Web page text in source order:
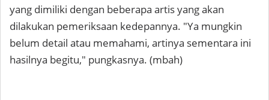
yang dimiliki dengan beberapa artis yang akan
dilakukan pemeriksaan kedepannya. "Ya mungkin
belum detail atau memahami, artinya sementara ini
hasilnya begitu," pungkasnya. (mbah)